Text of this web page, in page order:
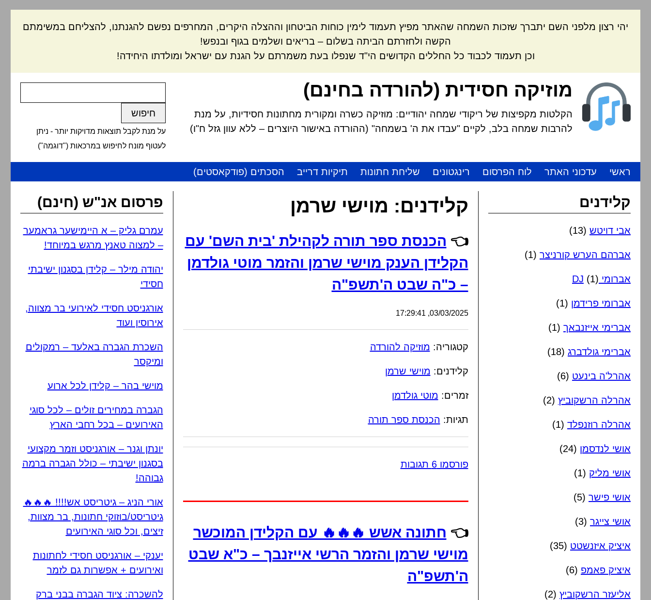
יהי רצון מלפני השם יתברך שזכות השמחה שהאתר מפיץ תעמוד לימין כוחות הביטחון וההצלה היקרים, המחרפים נפשם להגנתנו, להצליחם במשימתם
הקשה ולחזרתם הביתה בשלום – בריאים ושלמים בגוף ובנפש!
וכן תעמוד לכבוד כל החללים הקדושים הי"ד שנפלו בעת משמרתם על הגנת עם ישראל ומולדתו היחידה!
מוזיקה חסידית (להורדה בחינם)
הקלטות מקפיצות של ריקודי שמחה יהודיים: מוזיקה כשרה ומקורית מחתונות חסידיות, על מנת
להרבות שמחה בלב, לקיים "עבדו את ה' בשמחה" (ההורדה באישור היוצרים – ללא עוון גזל ח"ו)
על מנת לקבל תוצאות מדויקות יותר - ניתן
לעטוף מונח לחיפוש במרכאות ("דוגמה")
ראשי עדכוני האתר לוח הפרסום רינגטונים שליחת חתונות תיקיות דרייב הסכתים (פודקאסטים)
קלידנים: מוישי שרמן
👈 הכנסת ספר תורה לקהילת 'בית השם' עם
הקלידן הענק מוישי שרמן והזמר מוטי גולדמן
– כ"ה שבט ה'תשפ"ה
03/03/2025, 17:29:41
קטגוריה: מוזיקה להורדה
קלידנים: מוישי שרמן
זמרים: מוטי גולדמן
תגיות: הכנסת ספר תורה
פורסמו 6 תגובות
👈 חתונה אשש 🔥🔥🔥 עם הקלידן המוכשר
מוישי שרמן והזמר הרשי אייזנבך – כ"א שבט
ה'תשפ"ה
קלידנים
אבי דויטש (13)
אברהם הערש קורניצר (1)
אברומי DJ (1)
אברומי פרידמן (1)
אברימי אייזנבאך (1)
אברימי גולדברג (18)
אהרל'ה בינעט (6)
אהרלה הרשקוביץ (2)
אהרלה רוזנפלד (1)
אושי לנדסמן (24)
אושי מליק (1)
אושי פישר (5)
אושי צייגר (3)
איציק איזנשטט (35)
איציק פאמפ (6)
אליעזר הרשקוביץ (2)
פרסום אנ"ש (חינם)
עמרם גליק – א היימישער גראמער
– למצוה טאנץ מרגש במיוחד!
יהודה מילר – קלידן בסגנון ישיבתי
חסידי
אורגניסט חסידי לאירועי בר מצווה,
אירוסין ועוד
השכרת הגברה באלעד – רמקולים
ומיקסר
מוישי בהר – קלידן לכל ארוע
הגברה במחירים זולים – לכל סוגי
האירועים – בכל רחבי הארץ
יונתן וגנר – אורגניסט וזמר מקצועי
בסגנון ישיבתי – כולל הגברה ברמה
גבוהה!
אורי הניג – גיטריסט אש!!!! 🔥🔥🔥
גיטריסט/בוזוקי חתונות, בר מצוות,
זיצים, וכל סוגי האירועים
יענקי – אורגניסט חסידי לחתונות
ואירועים + אפשרות גם לזמר
להשכרה: ציוד הגברה בבני ברק